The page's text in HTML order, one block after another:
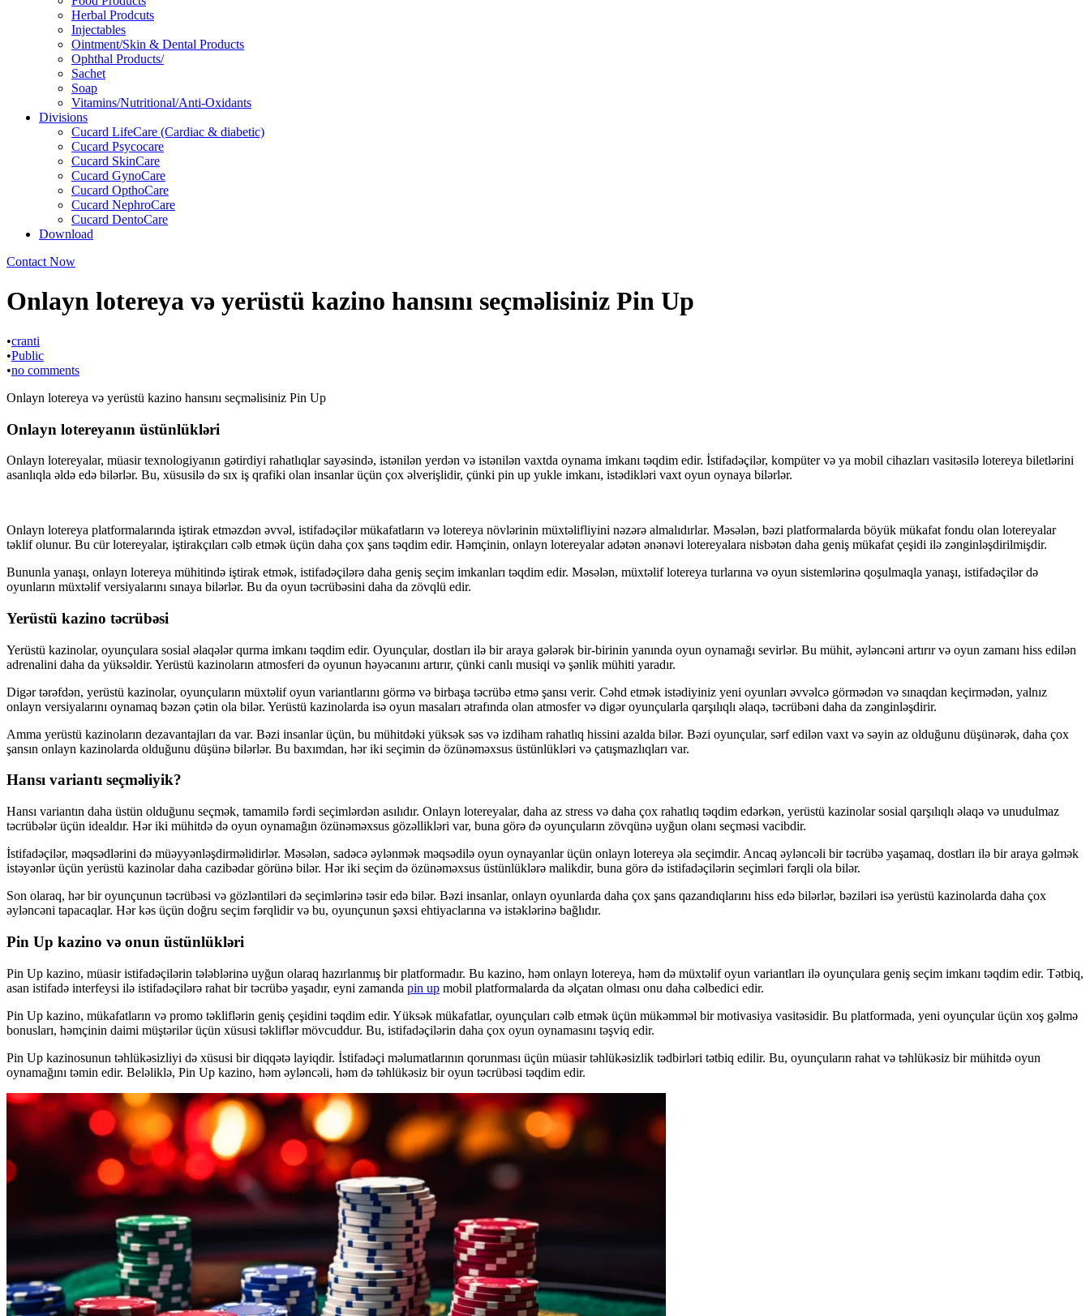
Herbal Prodcuts
Injectables
Ointment/Skin & Dental Products
Ophthal Products/
Sachet
Soap
Vitamins/Nutritional/Anti-Oxidants
Divisions
Cucard LifeCare (Cardiac & diabetic)
Cucard Psycocare
Cucard SkinCare
Cucard GynoCare
Cucard OpthoCare
Cucard NephroCare
Cucard DentoCare
Download
Contact Now
Onlayn lotereya və yerüstü kazino hansını seçməlisiniz Pin Up
•cranti
•Public
•no comments
Onlayn lotereya və yerüstü kazino hansını seçməlisiniz Pin Up
Onlayn lotereyanın üstünlükləri
Onlayn lotereyalar, müasir texnologiyanın gətirdiyi rahatlıqlar sayəsində, istənilən yerdən və istənilən vaxtda oynama imkanı təqdim edir. İstifadəçilər, kompüter və ya mobil cihazları vasitəsilə lotereya biletlərini
asanlıqla əldə edə bilərlər. Bu, xüsusilə də sıx iş qrafiki olan insanlar üçün çox əlverişlidir, çünki pin up yukle imkanı, istədikləri vaxt oyun oynaya bilərlər.
Onlayn lotereya platformalarında iştirak etməzdən əvvəl, istifadəçilər mükafatların və lotereya növlərinin müxtəlifliyini nəzərə almalıdırlar. Məsələn, bəzi platformalarda böyük mükafat fondu olan lotereyalar
təklif olunur. Bu cür lotereyalar, iştirakçıları cəlb etmək üçün daha çox şans təqdim edir. Həmçinin, onlayn lotereyalar adətən ənənəvi lotereyalara nisbətən daha geniş mükafat çeşidi ilə zənginləşdirilmişdir.
Bununla yanaşı, onlayn lotereya mühitində iştirak etmək, istifadəçilərə daha geniş seçim imkanları təqdim edir. Məsələn, müxtəlif lotereya turlarına və oyun sistemlərinə qoşulmaqla yanaşı, istifadəçilər də
oyunların müxtəlif versiyalarını sınaya bilərlər. Bu da oyun təcrübəsini daha da zövqlü edir.
Yerüstü kazino təcrübəsi
Yerüstü kazinolar, oyunçulara sosial əlaqələr qurma imkanı təqdim edir. Oyunçular, dostları ilə bir araya gələrək bir-birinin yanında oyun oynamağı sevirlər. Bu mühit, əyləncəni artırır və oyun zamanı hiss edilən
adrenalini daha da yüksəldir. Yerüstü kazinoların atmosferi də oyunun həyəcanını artırır, çünki canlı musiqi və şənlik mühiti yaradır.
Digər tərəfdən, yerüstü kazinolar, oyunçuların müxtəlif oyun variantlarını görmə və birbaşa təcrübə etmə şansı verir. Cəhd etmək istədiyiniz yeni oyunları əvvəlcə görmədən və sınaqdan keçirmədən, yalnız
onlayn versiyalarını oynamaq bəzən çətin ola bilər. Yerüstü kazinolarda isə oyun masaları ətrafında olan atmosfer və digər oyunçularla qarşılıqlı əlaqə, təcrübəni daha da zənginləşdirir.
Amma yerüstü kazinoların dezavantajları da var. Bəzi insanlar üçün, bu mühitdəki yüksək səs və izdiham rahatlıq hissini azalda bilər. Bəzi oyunçular, sərf edilən vaxt və səyin az olduğunu düşünərək, daha çox
şansın onlayn kazinolarda olduğunu düşünə bilərlər. Bu baxımdan, hər iki seçimin də özünəməxsus üstünlükləri və çatışmazlıqları var.
Hansı variantı seçməliyik?
Hansı variantın daha üstün olduğunu seçmək, tamamilə fərdi seçimlərdən asılıdır. Onlayn lotereyalar, daha az stress və daha çox rahatlıq təqdim edərkən, yerüstü kazinolar sosial qarşılıqlı əlaqə və unudulmaz
təcrübələr üçün idealdır. Hər iki mühitdə də oyun oynamağın özünəməxsus gözəllikləri var, buna görə də oyunçuların zövqünə uyğun olanı seçməsi vacibdir.
İstifadəçilər, məqsədlərini də müəyyənləşdirməlidirlər. Məsələn, sadəcə əylənmək məqsədilə oyun oynayanlar üçün onlayn lotereya əla seçimdir. Ancaq əyləncəli bir təcrübə yaşamaq, dostları ilə bir araya gəlmək
istəyənlər üçün yerüstü kazinolar daha cazibədar görünə bilər. Hər iki seçim də özünəməxsus üstünlüklərə malikdir, buna görə də istifadəçilərin seçimləri fərqli ola bilər.
Son olaraq, hər bir oyunçunun təcrübəsi və gözləntiləri də seçimlərinə təsir edə bilər. Bəzi insanlar, onlayn oyunlarda daha çox şans qazandıqlarını hiss edə bilərlər, bəziləri isə yerüstü kazinolarda daha çox
əyləncəni tapacaqlar. Hər kəs üçün doğru seçim fərqlidir və bu, oyunçunun şəxsi ehtiyaclarına və istəklərinə bağlıdır.
Pin Up kazino və onun üstünlükləri
Pin Up kazino, müasir istifadəçilərin tələblərinə uyğun olaraq hazırlanmış bir platformadır. Bu kazino, həm onlayn lotereya, həm də müxtəlif oyun variantları ilə oyunçulara geniş seçim imkanı təqdim edir. Tətbiq,
asan istifadə interfeysi ilə istifadəçilərə rahat bir təcrübə yaşadır, eyni zamanda pin up mobil platformalarda da əlçatan olması onu daha cəlbedici edir.
Pin Up kazino, mükafatların və promo təkliflərin geniş çeşidini təqdim edir. Yüksək mükafatlar, oyunçuları cəlb etmək üçün mükəmməl bir motivasiya vasitəsidir. Bu platformada, yeni oyunçular üçün xoş gəlmə
bonusları, həmçinin daimi müştərilər üçün xüsusi təkliflər mövcuddur. Bu, istifadəçilərin daha çox oyun oynamasını təşviq edir.
Pin Up kazinosunun təhlükəsizliyi də xüsusi bir diqqətə layiqdir. İstifadəçi məlumatlarının qorunması üçün müasir təhlükəsizlik tədbirləri tətbiq edilir. Bu, oyunçuların rahat və təhlükəsiz bir mühitdə oyun
oynamağını təmin edir. Beləliklə, Pin Up kazino, həm əyləncəli, həm də təhlükəsiz bir oyun təcrübəsi təqdim edir.